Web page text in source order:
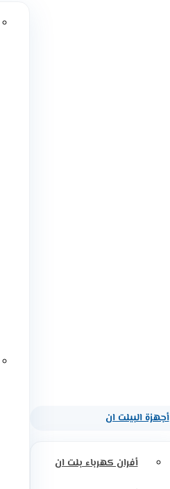
أجهزة البيلت ان
أفران كهرباء بلت ان